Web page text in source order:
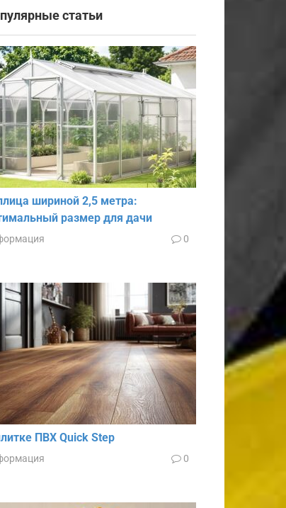
статьи
шириной 2,5 метра:
размер для дачи
0
ПВХ Quick Step
0